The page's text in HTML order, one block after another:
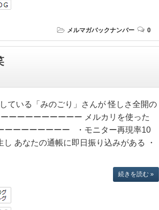
メルマガバックナンバー 0
ている「みのごり」さんが 怪しさ全開の
ーーーーーーーーー メルカリを使った
ーーーーーーーー ・モニター再現率10
あなたの通帳に即日振り込みがある ・
続きを読む »